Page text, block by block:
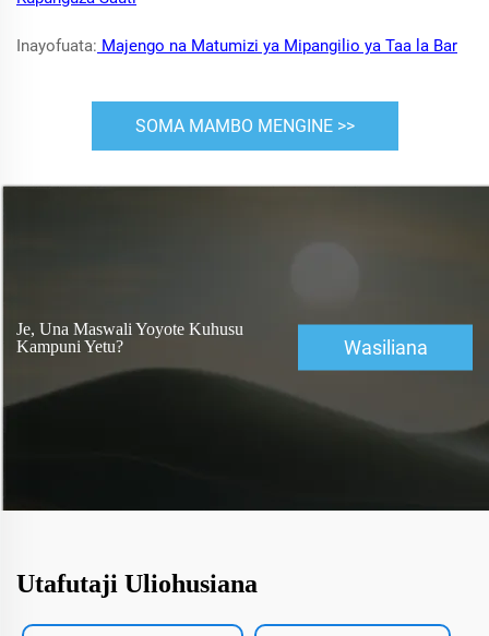
Inayofuata: Majengo na Matumizi ya Mipangilio ya Taa la Bar
SOMA MAMBO MENGINE >>
Je, Una Maswali Yoyote Kuhusu
Kampuni Yetu?
Wasiliana
Utafutaji Uliohusiana